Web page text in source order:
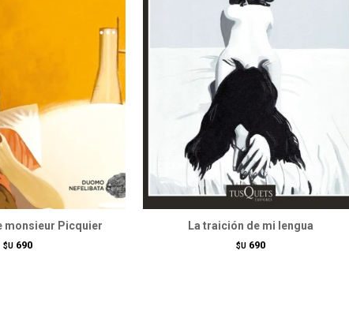
monsieur Picquier
$U 690
La traición de mi lengua
$U 690